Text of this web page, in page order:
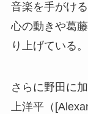
音楽を手がけ
心の動きや葛
り上げている。
さらに野田に
上洋平（